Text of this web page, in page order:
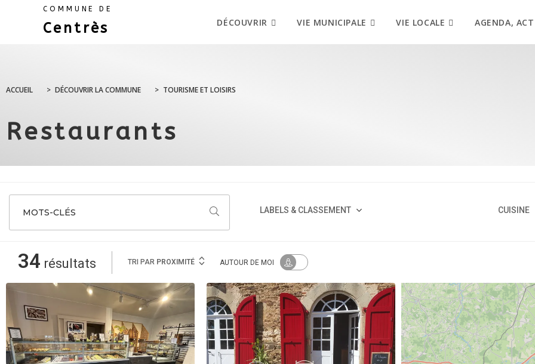
COMMUNE DE
Centrès DÉCOUVRIR VIE MUNICIPALE VIE LOCALE AGENDA,
ACCUEIL > DÉCOUVRIR LA COMMUNE > TOURISME ET LOISIRS
Restaurants
MOTS-CLÉS LABELS & CLASSEMENT CUISINE
34 résultats TRI PAR PROXIMITÉ AUTOUR DE MOI